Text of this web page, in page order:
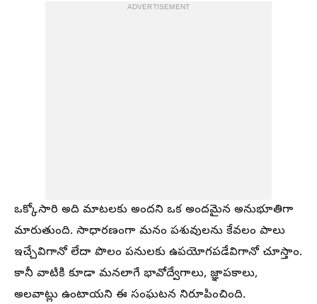
ADVERTISEMENT
ఒక్కోసారి అది మాటలకు అందని ఒక అందమైన అనుభూతిగా
మారుతుంది. సాధారణంగా మనం పశువులను కేవలం పాలు
ఇచ్చేవిగానో లేదా పొలం పనులకు ఉపయోగపడేవిగానో చూస్తాం.
కానీ వాటికి కూడా మనలాగే భావోద్వేగాలు, జ్ఞాపకాలు,
అలవాట్లు ఉంటాయని ఈ సంఘటన నిరూపించింది.